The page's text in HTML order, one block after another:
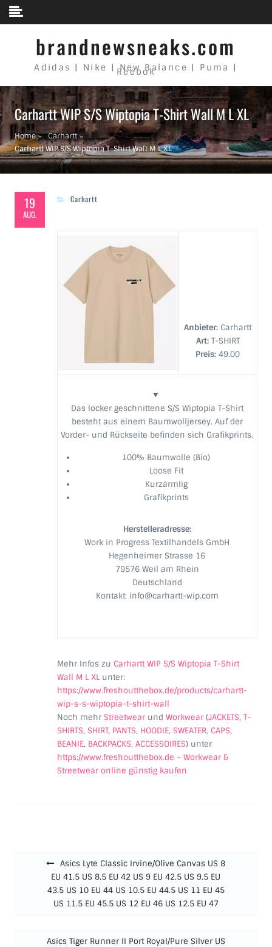
Skip to content
brandnewsneaks.com
Adidas | Nike | New Balance | Puma |
Reebok
Carhartt WIP S/S Wiptopia T-Shirt Wall M L XL
Home
Carhartt
Carhartt WIP S/S Wiptopia T-Shirt Wall M L XL
19
AUG.
Carhartt
Anbieter: Carhartt
Art: T-SHIRT
Preis:49.00
Das locker geschnittene S/S Wiptopia T-Shirt
besteht aus einem Baumwolljersey. Auf der
Vorder- und Rückseite befinden sich Grafikprints.
100% Baumwolle (Bio)
Loose Fit
Kurzärmlig
Grafikprints
Herstelleradresse:
Work in Progress Textilhandels GmbH
Hegenheimer Strasse 16
79576 Weil am Rhein
Deutschland
Kontakt: info@carhartt-wip.com
Mehr Infos zu Carhartt WIP S/S Wiptopia T-Shirt
Wall M L XL unter:
https://www.freshoutthebox.de/products/carhartt-
wip-s-s-wiptopia-t-shirt-wall
Noch mehr Streetwearund Workwear(JACKETS, T-
SHIRTS, SHIRT, PANTS, HOODIE, SWEATER, CAPS,
BEANIE, BACKPACKS, ACCESSOIRES) unter
https://www.freshoutthebox.de – Workwear &
Streetwear online günstig kaufen
Asics Lyte Classic Irvine/Olive Canvas US 8
EU 41.5 US 8.5 EU 42 US 9 EU 42.5 US 9.5 EU
43.5 US 10 EU 44 US 10.5 EU 44.5 US 11 EU 45
US 11.5 EU 45.5 US 12 EU 46 US 12.5 EU 47
Asics Tiger Runner II Port Royal/Pure Silver US